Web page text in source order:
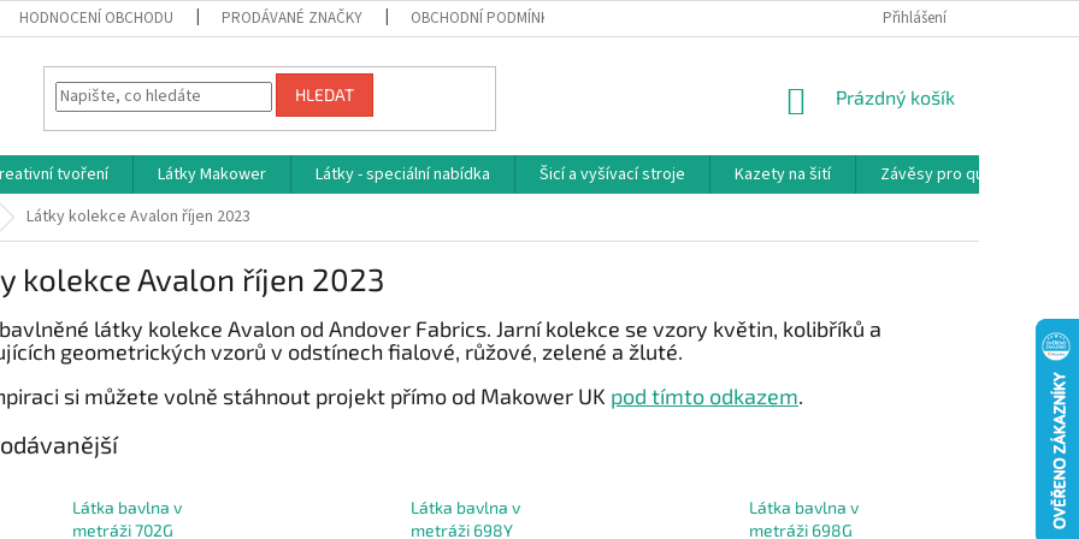
HODNOCENÍ OBCHODU PRODÁVANÉ ZNAČKY OBCHODNÍ PODMÍNKY REKLAMAČNÍ PODMÍNKY
Přihlášení
HLEDAT
NÁKUPNÍ
Prázdný košík
tvoření Látky Makower Látky - speciální nabídka Šicí a vyšívací stroje Kazety na šití Závěsy pro quilty
Látky kolekce Avalon říjen 2023
kolekce Avalon říjen 2023
látky kolekce Avalon od Andover Fabrics. Jarní kolekce se vzory květin, kolibříků a
geometrických vzorů v odstínech fialové, růžové, zelené a žluté.
si můžete volně stáhnout projekt přímo od Makower UK pod tímto odkazem.
Látka bavlna v
metráži 702G
Látka bavlna v
metráži 698Y
Látka bavlna v
metráži 698G